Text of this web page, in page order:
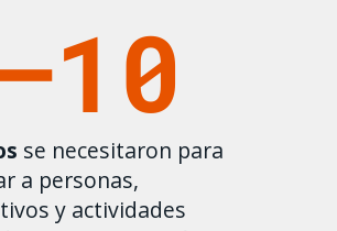
se necesitaron para
a personas,
y actividades